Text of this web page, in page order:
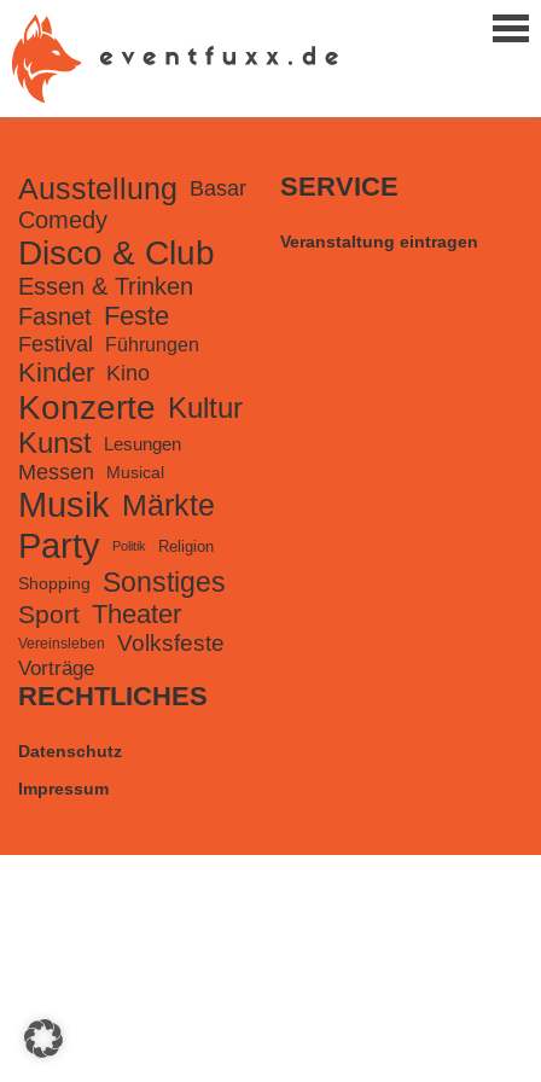
Ausstellung Basar
Comedy
Disco & Club
Essen & Trinken
Fasnet Feste
Festival Führungen
Kinder Kino
Konzerte Kultur
Kunst
Lesungen
Messen Musical
Musik Märkte
Party Politik Religion
Shopping Sonstiges
Sport Theater
Vereinsleben Volksfeste
Vorträge
SERVICE
Veranstaltung eintragen
RECHTLICHES
Datenschutz
Impressum